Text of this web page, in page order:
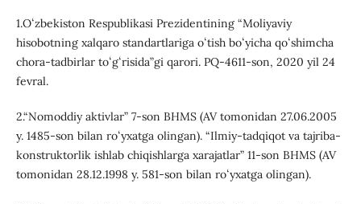
1.Oʻzbekiston Respublikasi Prezidentining “Moliyaviy
hisobotning xalqaro standartlariga oʻtish boʻyicha qoʻshimcha
chora-tadbirlar toʻgʻrisida”gi qarori. PQ-4611-son, 2020 yil 24
fevral.
2.“Nomoddiy aktivlar” 7-son BHMS (AV tomonidan 27.06.2005
y. 1485-son bilan roʻyxatga olingan). “Ilmiy-tadqiqot va tajriba-
konstruktorlik ishlab chiqishlarga xarajatlar” 11-son BHMS (AV
tomonidan 28.12.1998 y. 581-son bilan roʻyxatga olingan).